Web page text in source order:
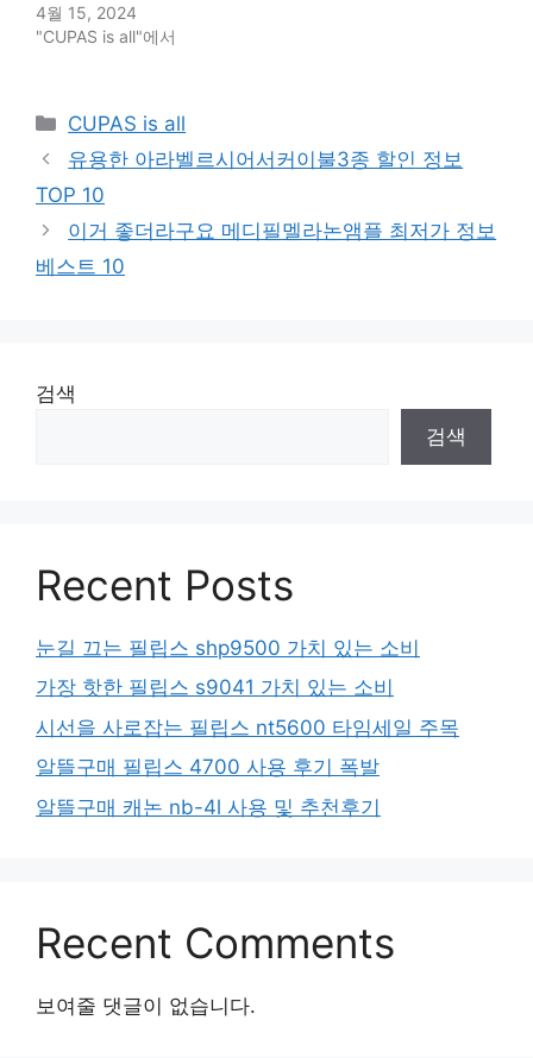
4월 15, 2024
"CUPAS is all"에서
Categories
CUPAS is all
유용한 아라벨르시어서커이불3종 할인 정보
TOP 10
이거 좋더라구요 메디필멜라논앰플 최저가 정보
베스트 10
검색
검색
Recent Posts
눈길 끄는 필립스 shp9500 가치 있는 소비
가장 핫한 필립스 s9041 가치 있는 소비
시선을 사로잡는 필립스 nt5600 타임세일 주목
알뜰구매 필립스 4700 사용 후기 폭발
알뜰구매 캐논 nb-4l 사용 및 추천후기
Recent Comments
보여줄 댓글이 없습니다.